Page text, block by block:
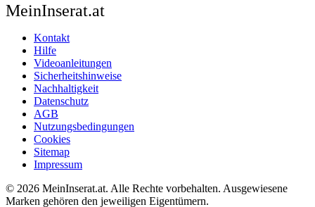
MeinInserat.at
Kontakt
Hilfe
Videoanleitungen
Sicherheitshinweise
Nachhaltigkeit
Datenschutz
AGB
Nutzungsbedingungen
Cookies
Sitemap
Impressum
© 2026 MeinInserat.at. Alle Rechte vorbehalten. Ausgewiesene
Marken gehören den jeweiligen Eigentümern.